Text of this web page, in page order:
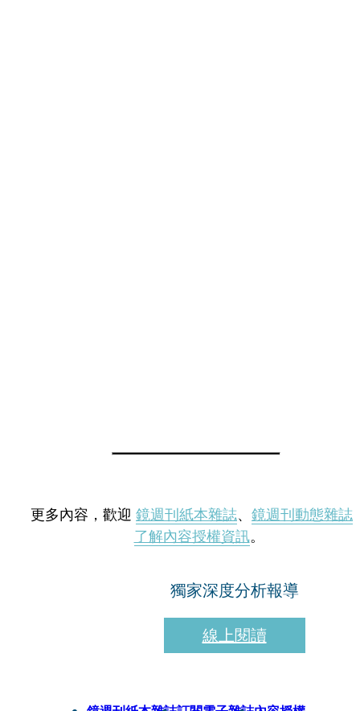
更多內容，歡迎 鏡週刊紙本雜誌、 鏡週刊動態雜誌
了解內容授權資訊。
獨家深度分析報導
線上閱讀